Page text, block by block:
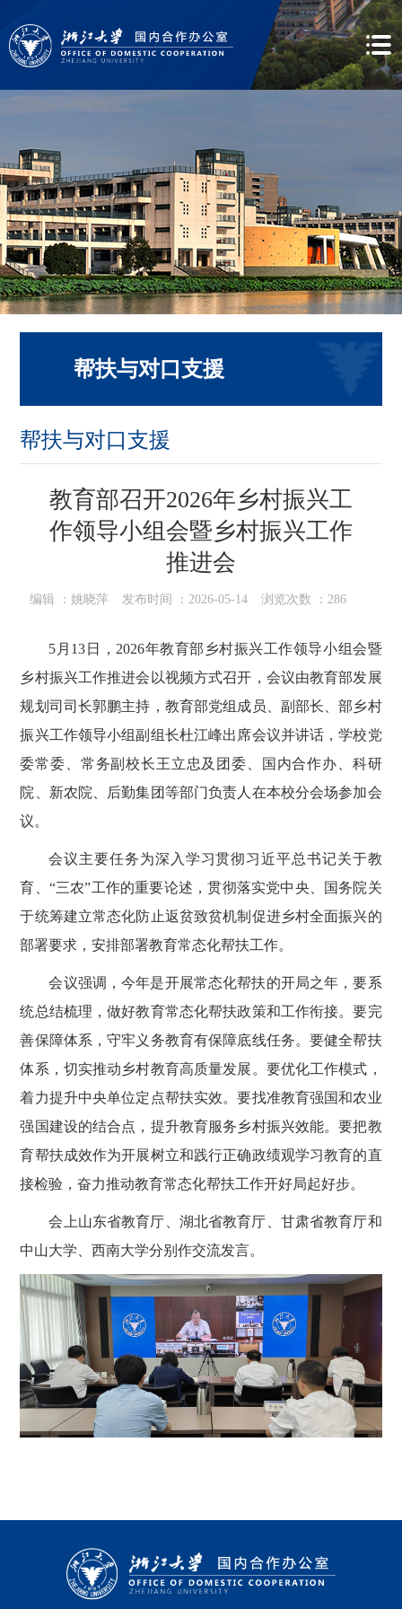
帮扶与对口支援
帮扶与对口支援
教育部召开2026年乡村振兴工
作领导小组会暨乡村振兴工作
推进会
编辑 ： 姚晓萍 发布时间 ： 2026-05-14 浏览次数 ： 286
5 月 13 日， 2026年教育部乡村振兴工作领导小组会暨
乡村振兴工作推进会 以视频方式召开 ，会议由教育部发展
规划 司 司长郭鹏主持，教育部党组成员、副部长、部乡村
振兴工作领导小组副组长杜江峰出席会议并讲话 ，学校党
委常委、常务副校长王立忠及团委、国内合作办、科研
院、新农院、后勤集团等部门负责人在本校分会场参加会
议。
会议主要任务为深入学习贯彻习近平总书记关于教
育、 “三农”工作的重要论述，贯彻落实党中央、国务院关
于统筹建立常态化防止返贫致贫机制促进乡村全面振兴的
部署要求，安排部署教育常态化帮扶工作。
会议强调，今年是开展常态化帮扶的开局之年，要系
统总结梳理，做好教育常态化帮扶政策和工作衔接。要完
善保障体系，守牢义务教育有保障底线任务。要健全帮扶
体系，切实推动乡村教育高质量发展。要优化工作模式，
着力提升中央单位定点帮扶实效。要找准教育强国和农业
强国建设的结合点，提升教育服务乡村振兴效能。要把教
育帮扶成效作为开展树立和践行正确政绩观学习教育的直
接检验，奋力推动教育常态化帮扶工作开好局起好步。
会上山东省教育厅、湖北省教育厅、甘肃省教育厅和
中山大学、西南大学分别作交流发言。